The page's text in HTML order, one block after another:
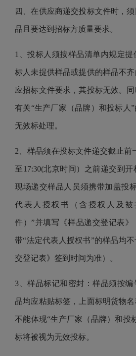
四、在供应商递交投标文件时，
品且要达到招标方质量要求。
1、投标人须按样品清单内规定提
标人未提供样品或提供的样品不
应招标文件要求，其投标无效。
有关“生产厂家（品牌）和投标人
无效标处理。
2、样品须在投标文件递交截止前
至17:30(北京时间）之前递交到开
现场递交样品人员须携带加盖投
代表人授权书（含授权人及
件）”并填写 《样品递交登记表》
带“法定代表人授权书”的样品均
交登记表》签到时间为准）。
3 、样品标记和密封：样品须按
品均应粘贴标签，上面标明货物
不能体现“生产厂家（品牌）和投
标将被视为无效投标。